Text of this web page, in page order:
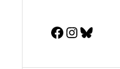
Facebook
Instagram
Bluesky